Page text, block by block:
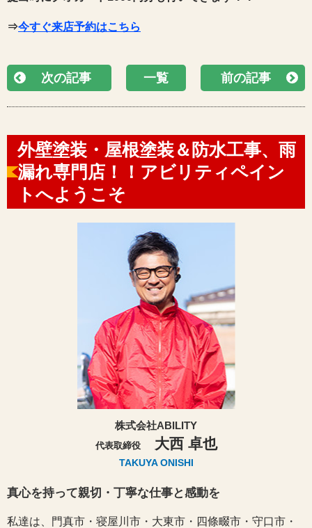
⇒今すぐ来店予約はこちら
次の記事 一覧 前の記事
外壁塗装・屋根塗装＆防水工事、雨
漏れ専門店！！アビリティペイン
トへようこそ
株式会社ABILITY
代表取締役 大西 卓也
TAKUYA ONISHI
真心を持って親切・丁寧な仕事と感動を
私達は、門真市・寝屋川市・大東市・四條畷市・守口市・